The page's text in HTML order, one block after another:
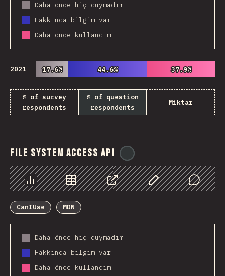
Daha önce hiç duymadım
Hakkında bilgim var
Daha önce kullandım
2021 17.6%
17.6% 44.6%
44.6% 37.9%
37.9%
% of survey
respondents
% of question
respondents
Miktar
File System Access API
Chart Data Share Customize Data
Comments
CanIUse
MDN
Daha önce hiç duymadım
Hakkında bilgim var
Daha önce kullandım